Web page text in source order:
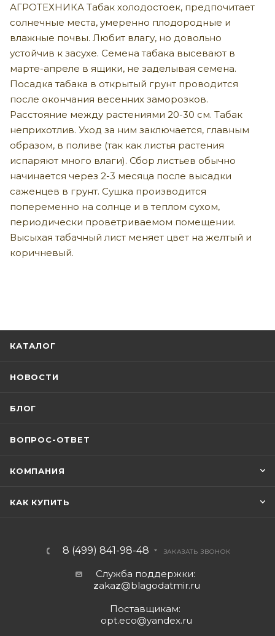
АГРОТЕХНИКА Табак холодостоек, предпочитает
солнечные места, умеренно плодородные и
влажные почвы. Любит влагу, но довольно
устойчив к засухе. Семена табака высевают в
марте-апреле в ящики, не заделывая семена.
Посадка табака в открытый грунт проводится
после окончания весенних заморозков.
Расстояние между растениями 20-30 см. Табак
неприхотлив. Уход за ним заключается, главным
образом, в поливе (так как листья растения
испаряют много влаги). Сбор листьев обычно
начинается через 2-3 месяца после высадки
саженцев в грунт. Сушка производится
попеременно на солнце и в теплом сухом,
периодически проветриваемом помещении.
Высыхая табачный лист меняет цвет на желтый и
коричневый.
КАТАЛОГ
НОВОСТИ
БЛОГ
ВОПРОС-ОТВЕТ
КОМПАНИЯ
КАК КУПИТЬ
8 (499) 841-98-48 ЗАКАЗАТЬ ЗВОНОК
Служба поддержки:
zakaz@blagodatmir.ru
Поставщикам:
opt.eco@yandex.ru